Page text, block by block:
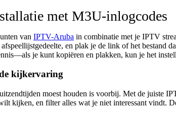
met M3U-inlogcodes
van IPTV-Aruba in combinatie met je IPTV
en plak je de link of het bestand
je kunt kopiëren en plakken, kun je het
kijkervaring
moest houden is voorbij. Met de juiste
kijken, en filter alles wat je niet interessant vindt.